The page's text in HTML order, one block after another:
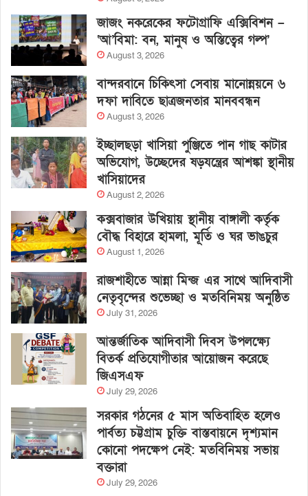
জাজং নকরেকের ফটোগ্রাফি এক্সিবিশন –
‘আ’বিমা: বন, মানুষ ও অস্তিত্বের গল্প’
August 3, 2026
বান্দরবানে চিকিৎসা সেবায় মানোন্নয়নে ৬
দফা দাবিতে ছাত্রজনতার মানববন্ধন
August 3, 2026
ইচ্ছালছড়া খাসিয়া পুঞ্জিতে পান গাছ কাটার
অভিযোগ, উচ্ছেদের ষড়যন্ত্রের আশঙ্কা স্থানীয়
খাসিয়াদের
August 2, 2026
কক্সবাজার উখিয়ায় স্থানীয় বাঙ্গালী কর্তৃক
বৌদ্ধ বিহারে হামলা, মূর্তি ও ঘর ভাঙচুর
August 1, 2026
রাজশাহীতে আন্না মিন্জ এর সাথে আদিবাসী
নেতৃবৃন্দের শুভেচ্ছা ও মতবিনিময় অনুষ্ঠিত
July 31, 2026
আন্তর্জাতিক আদিবাসী দিবস উপলক্ষ্যে
বিতর্ক প্রতিযোগীতার আয়োজন করেছে
জিএসএফ
July 29, 2026
সরকার গঠনের ৫ মাস অতিবাহিত হলেও
পার্বত্য চট্টগ্রাম চুক্তি বাস্তবায়নে দৃশ্যমান
কোনো পদক্ষেপ নেই: মতবিনিময় সভায়
বক্তারা
July 29, 2026